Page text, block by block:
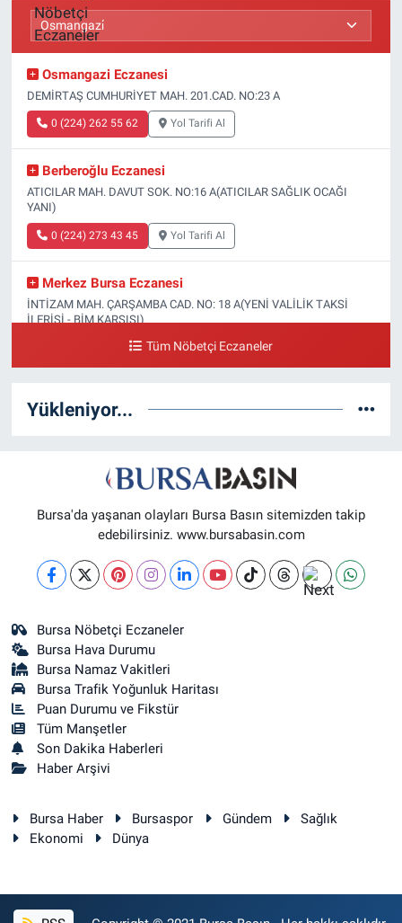
Osmangazi Eczanesi
DEMİRTAŞ CUMHURİYET MAH. 201.CAD. NO:23 A
0 (224) 262 55 62 Yol Tarifi Al
Berberoğlu Eczanesi
ATICILAR MAH. DAVUT SOK. NO:16 A(ATICILAR SAĞLIK OCAĞI
YANI)
0 (224) 273 43 45 Yol Tarifi Al
Merkez Bursa Eczanesi
İNTİZAM MAH. ÇARŞAMBA CAD. NO: 18 A(YENİ VALİLİK TAKSİ
İLERİSİ - BİM KARŞISI)
0 (224) 253 13 19 Yol Tarifi Al
FATİH MAH. DOĞAN CAD. NO:61(BEŞYOL ALTI - FATİH ASM VE KIZ
Yenikale Eczanesi
DİKKALDIRIM MAH. HAT CAD. NO:1 1-B(ZÜBEYDE HANIM
DOĞUMEVİ KARŞISI)
0 (224) 236 46 98 Yol Tarifi Al
HAMİTLER MAH. 1.FATİH CAD. NO:22 C(HAMİTLER YENİ KAPALI
PAZAR ALTI)
0 (224) 909 39 87 Yol Tarifi Al
Tüm Nöbetçi Eczaneler
Yükleniyor...
Bursa'da yaşanan olayları Bursa Basın sitemizden takip
edebilirsiniz. www.bursabasin.com
Bursa Nöbetçi Eczaneler
Bursa Hava Durumu
Bursa Namaz Vakitleri
Bursa Trafik Yoğunluk Haritası
Puan Durumu ve Fikstür
Tüm Manşetler
Son Dakika Haberleri
Haber Arşivi
Bursa Haber Bursaspor Gündem
Sağlık
Ekonomi
Dünya